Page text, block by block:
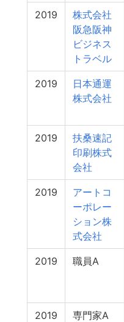
2019
株式会社
阪急阪神
ビジネス
トラベル
2019
日本通運
株式会社
2019
扶桑速記
印刷株式
会社
2019
アートコ
ーポレー
ション株
式会社
2019 職員A
2019 専門家A